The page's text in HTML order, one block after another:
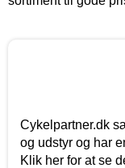
Cykelpartner.dk
og udstyr og har
Klik her for at se